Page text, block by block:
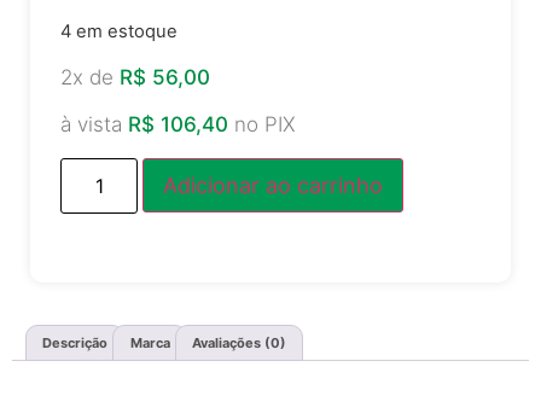
4 em estoque
2x de R$ 56,00
à vista R$ 106,40 no PIX
Adicionar ao carrinho
Descrição Marca Avaliações (0)